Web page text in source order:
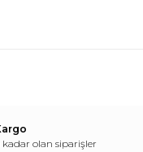
kadar olan siparişler